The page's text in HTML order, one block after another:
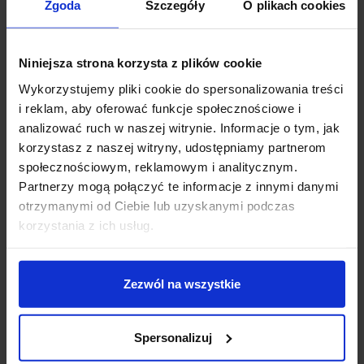
Zgoda Szczegóły O plikach cookies
Niniejsza strona korzysta z plików cookie
Wykorzystujemy pliki cookie do spersonalizowania treści
i reklam, aby oferować funkcje społecznościowe i
analizować ruch w naszej witrynie. Informacje o tym, jak
korzystasz z naszej witryny, udostępniamy partnerom
społecznościowym, reklamowym i analitycznym.
Partnerzy mogą połączyć te informacje z innymi danymi
otrzymanymi od Ciebie lub uzyskanymi podczas
korzystania z ich usług.
Zezwól na wszystkie
Spersonalizuj
Moc: 8,5W - 1 element
Strumień światła: 2700K-990lm, 3000K-990lm,
4000K-1060lm
Temperatura barwy światła: biała ciepła 2700K lub
3000K, biała naturalna 4000K
Kąt świecenia: 18°, 35°
Średnica klosza 6cm
Wysokość klosza 12cm, 20cm, 32cm
Średnica puszki montażowej 9-12cm
Klasa szczelności IP20
Materiał aluminium
Kolory: czarny, biały, złoty, szary
Producent: Aquaform